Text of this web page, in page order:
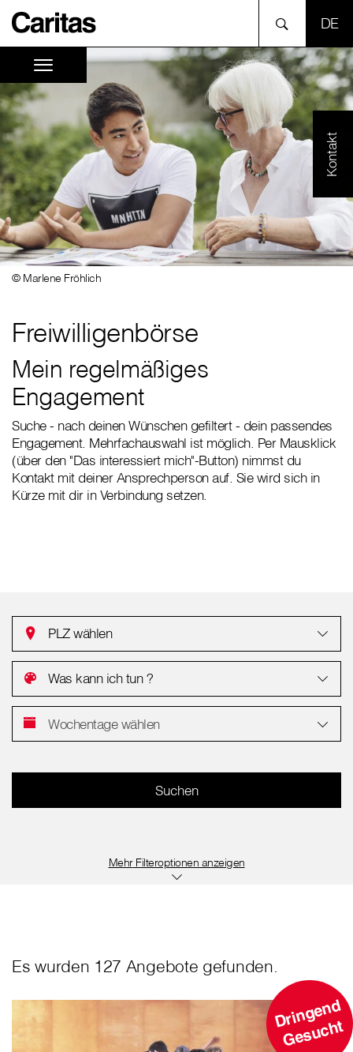
Kontakt
Freiwilligenbörse
© Marlene Fröhlich
Mein regelmäßiges
Engagement
Suche - nach deinen Wünschen gefiltert - dein passendes
Engagement. Mehrfachauswahl ist möglich. Per Mausklick
(über den "Das interessiert mich"-Button) nimmst du
Kontakt mit deiner Ansprechperson auf. Sie wird sich in
Kürze mit dir in Verbindung setzen.
PLZ wählen
Was kann ich tun ?
Wochentage wählen
Filteroptionen anzeigen
Es wurden 127 Angebote gefunden.
D
ri
n
g
e
n
d
G
e
s
u
c
ht